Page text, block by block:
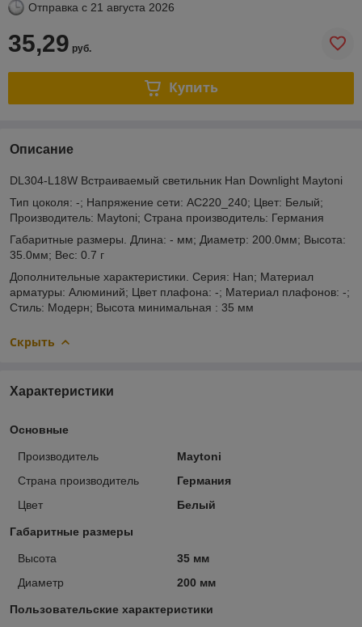
Отправка с 21 августа 2026
35,29 руб.
Купить
Описание
DL304-L18W Встраиваемый светильник Han Downlight Maytoni
Тип цоколя: -; Напряжение сети: AC220_240; Цвет: Белый;
Производитель: Maytoni; Страна производитель: Германия
Габаритные размеры. Длина: - мм; Диаметр: 200.0мм; Высота:
35.0мм; Вес: 0.7 г
Дополнительные характеристики. Серия: Han; Материал
арматуры: Алюминий; Цвет плафона: -; Материал плафонов: -;
Стиль: Модерн; Высота минимальная : 35 мм
Скрыть
Характеристики
Основные
Производитель
Maytoni
Страна производитель
Германия
Цвет
Белый
Габаритные размеры
Высота
35 мм
Диаметр
200 мм
Пользовательские характеристики